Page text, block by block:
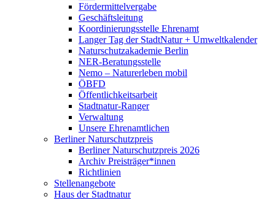
Fördermittelvergabe
Geschäftsleitung
Koordinierungsstelle Ehrenamt
Langer Tag der StadtNatur + Umweltkalender
Naturschutzakademie Berlin
NER-Beratungsstelle
Nemo – Naturerleben mobil
ÖBFD
Öffentlichkeitsarbeit
Stadtnatur-Ranger
Verwaltung
Unsere Ehrenamtlichen
Berliner Naturschutzpreis
Berliner Naturschutzpreis 2026
Archiv Preisträger*innen
Richtlinien
Stellenangebote
Haus der Stadtnatur